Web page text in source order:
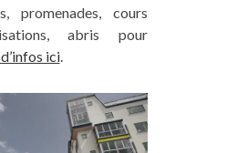
promenades, cours
abris pour
ici.